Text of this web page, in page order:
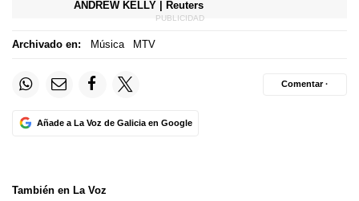
ANDREW KELLY | Reuters
Archivado en: Música MTV
Añade a La Voz de Galicia en Google
Comentar ·
También en La Voz